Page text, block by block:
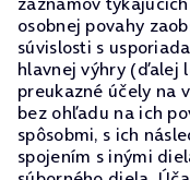
osobnej povahy
súvislosti s
hlavnej výhry (ďalej
preukazné účely na
bez ohľadu na ich
spôsobmi, s ich
spojením s inými